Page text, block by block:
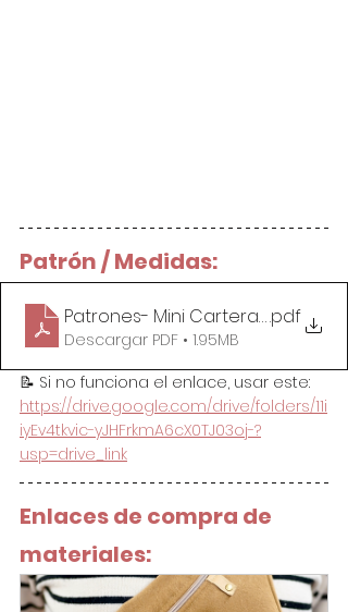
Patrón / Medidas:
Patrones- Mini Cartera Rápida
.pdf
Descargar PDF • 1.95MB
📝 Si no funciona el enlace, usar este:
https://drive.google.com/drive/folders/11i
iyEv4tkvic-yJHFrkmA6cX0TJ03oj-?
usp=drive_link
Enlaces de compra de
materiales: